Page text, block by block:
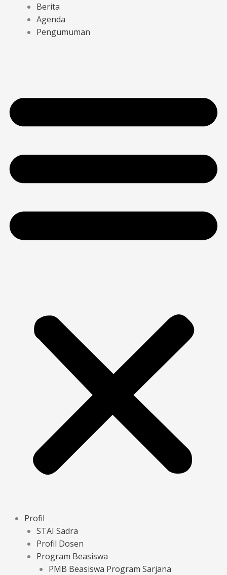
Berita
Agenda
Pengumuman
Profil
STAI Sadra
Profil Dosen
Program Beasiswa
PMB Beasiswa Program Sarjana